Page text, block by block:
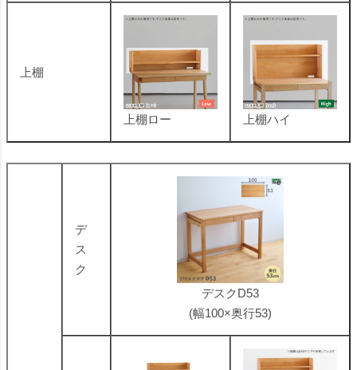
上棚
上棚ロー 上棚ハイ
デ
ス
ク
デスクD53
(幅100×奥行53)